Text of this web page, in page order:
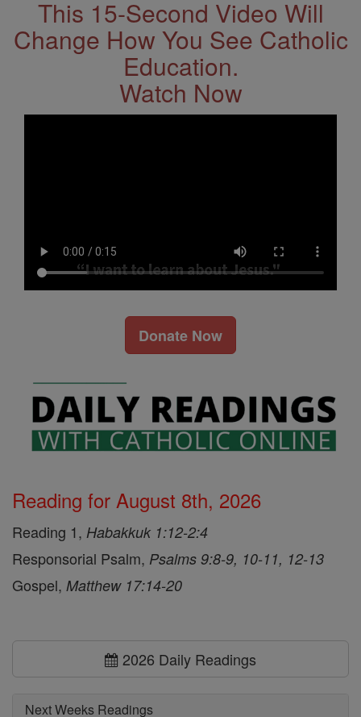
This 15-Second Video Will
Change How You See Catholic
Education.
Watch Now
Donate Now
Reading for August 8th, 2026
Reading 1, Habakkuk 1:12-2:4
Responsorial Psalm, Psalms 9:8-9, 10-11, 12-13
Gospel, Matthew 17:14-20
2026 Daily Readings
Next Weeks Readings